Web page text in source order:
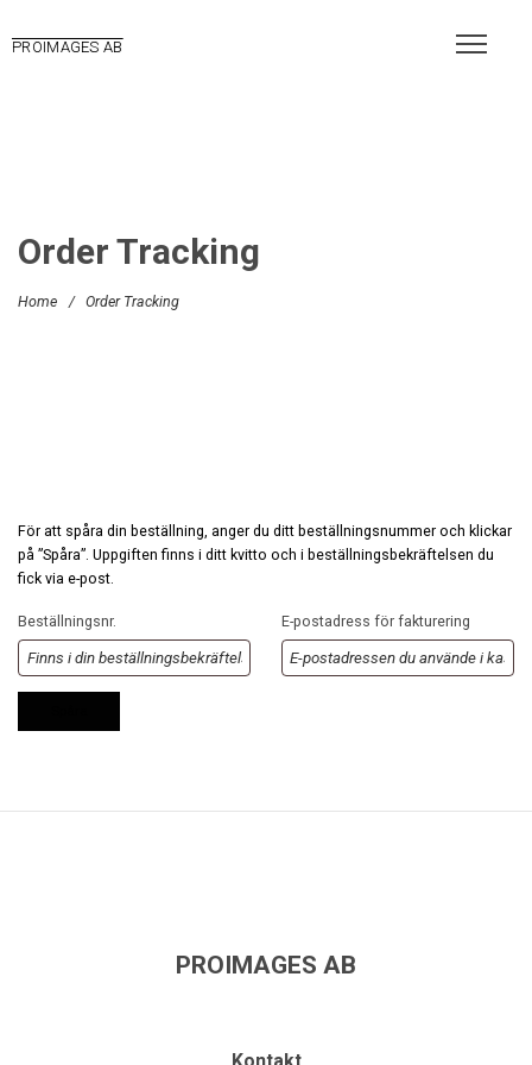
PROIMAGES AB
Order Tracking
Home / Order Tracking
För att spåra din beställning, anger du ditt beställningsnummer och klickar
på ”Spåra”. Uppgiften finns i ditt kvitto och i beställningsbekräftelsen du
fick via e-post.
Beställningsnr. E-postadress för fakturering
PROIMAGES AB
Kontakt